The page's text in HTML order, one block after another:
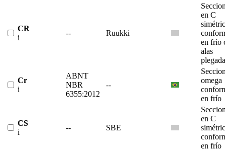
CR
i
-- Ruukki
en C
en frío
alas
Cr
i
ABNT
NBR
6355:2012
--
omega
en frío
CS
i
-- SBE
en C
en frío